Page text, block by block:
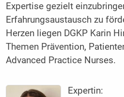
Expertise gezielt
Erfahrungsaustausch zu
Herzen liegen DGKP Karin
Themen Prävention,
Advanced Practice Nurses.
Expertin: